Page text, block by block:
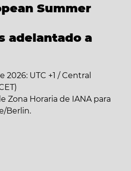
Summer
adelantado a
2026: UTC +1 / Central
Zona Horaria de IANA para
Berlin.